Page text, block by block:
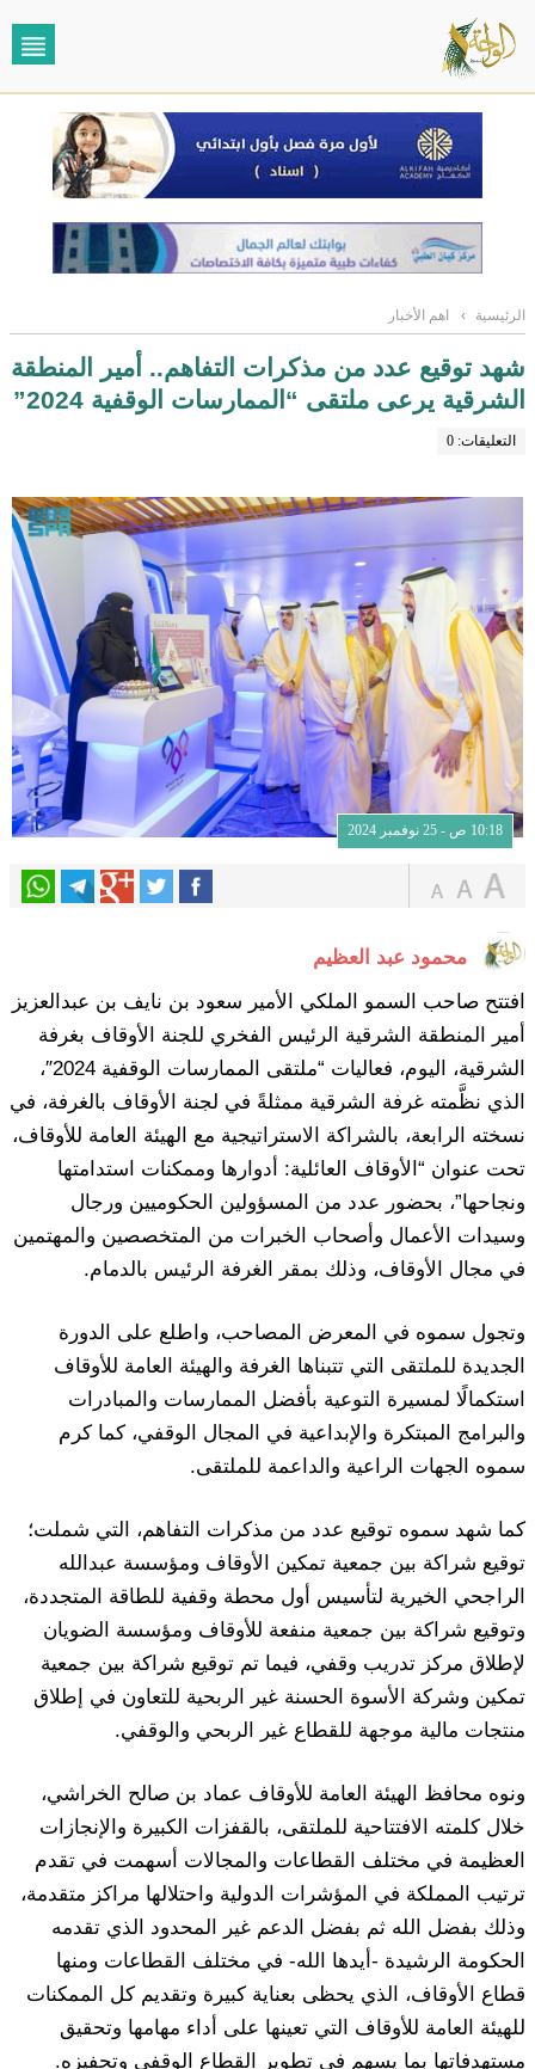
الرئيسية › اهم الأخبار
شهد توقيع عدد من مذكرات التفاهم.. أمير المنطقة
الشرقية يرعى ملتقى “الممارسات الوقفية 2024”
التعليقات: 0
10:18 ص - 25 نوفمبر 2024
محمود عبد العظيم
افتتح صاحب السمو الملكي الأمير سعود بن نايف بن عبدالعزيز
أمير المنطقة الشرقية الرئيس الفخري للجنة الأوقاف بغرفة
الشرقية، اليوم، فعاليات “ملتقى الممارسات الوقفية 2024″،
الذي نظَّمته غرفة الشرقية ممثلةً في لجنة الأوقاف بالغرفة، في
نسخته الرابعة، بالشراكة الاستراتيجية مع الهيئة العامة للأوقاف،
تحت عنوان “الأوقاف العائلية: أدوارها وممكنات استدامتها
ونجاحها”، بحضور عدد من المسؤولين الحكوميين ورجال
وسيدات الأعمال وأصحاب الخبرات من المتخصصين والمهتمين
في مجال الأوقاف، وذلك بمقر الغرفة الرئيس بالدمام.
وتجول سموه في المعرض المصاحب، واطلع على الدورة
الجديدة للملتقى التي تتبناها الغرفة والهيئة العامة للأوقاف
استكمالًا لمسيرة التوعية بأفضل الممارسات والمبادرات
والبرامج المبتكرة والإبداعية في المجال الوقفي، كما كرم
سموه الجهات الراعية والداعمة للملتقى.
كما شهد سموه توقيع عدد من مذكرات التفاهم، التي شملت؛
توقيع شراكة بين جمعية تمكين الأوقاف ومؤسسة عبدالله
الراجحي الخيرية لتأسيس أول محطة وقفية للطاقة المتجددة،
وتوقيع شراكة بين جمعية منفعة للأوقاف ومؤسسة الضويان
لإطلاق مركز تدريب وقفي، فيما تم توقيع شراكة بين جمعية
تمكين وشركة الأسوة الحسنة غير الربحية للتعاون في إطلاق
منتجات مالية موجهة للقطاع غير الربحي والوقفي.
ونوه محافظ الهيئة العامة للأوقاف عماد بن صالح الخراشي،
خلال كلمته الافتتاحية للملتقى، بالقفزات الكبيرة والإنجازات
العظيمة في مختلف القطاعات والمجالات أسهمت في تقدم
ترتيب المملكة في المؤشرات الدولية واحتلالها مراكز متقدمة،
وذلك بفضل الله ثم بفضل الدعم غير المحدود الذي تقدمه
الحكومة الرشيدة -أيدها الله- في مختلف القطاعات ومنها
قطاع الأوقاف، الذي يحظى بعناية كبيرة وتقديم كل الممكنات
للهيئة العامة للأوقاف التي تعينها على أداء مهامها وتحقيق
مستهدفاتها بما يسهم في تطوير القطاع الوقفي وتحفيزه.